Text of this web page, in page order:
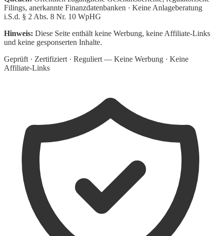
Filings, anerkannte Finanzdatenbanken · Keine Anlageberatung
i.S.d. § 2 Abs. 8 Nr. 10 WpHG
Hinweis: Diese Seite enthält keine Werbung, keine Affiliate-Links
und keine gesponserten Inhalte.
Geprüft · Zertifiziert · Reguliert — Keine Werbung · Keine
Affiliate-Links